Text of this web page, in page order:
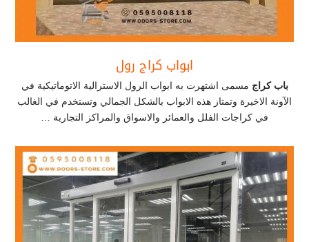
ابواب كراج رول
باب كراج مسمى اشتهرت به ابواب الرول الاسترالية الاتوماتيكية في
الآونة الاخيرة وتمتاز هذه الابواب بالشكل الجمالي وتستخدم في الغالب
في كراجات الفلل والعمائر والاسواق والمراكز التجارية …